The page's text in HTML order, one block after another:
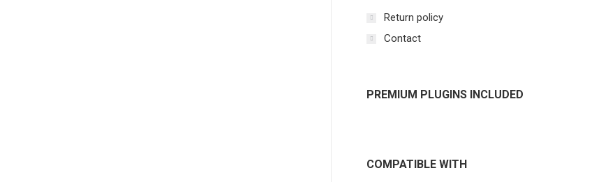
Return policy
Contact
PREMIUM PLUGINS INCLUDED
COMPATIBLE WITH